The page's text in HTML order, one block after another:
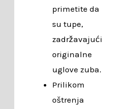
primetite da
su tupe,
zadržavajući
originalne
uglove zuba.
Prilikom
oštrenja